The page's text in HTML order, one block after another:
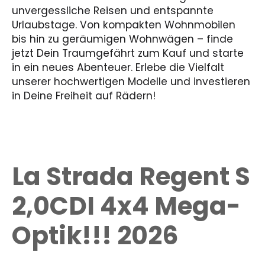
unvergessliche Reisen und entspannte
Urlaubstage. Von kompakten Wohnmobilen
bis hin zu geräumigen Wohnwägen – finde
jetzt Dein Traumgefährt zum Kauf und starte
in ein neues Abenteuer. Erlebe die Vielfalt
unserer hochwertigen Modelle und investieren
in Deine Freiheit auf Rädern!
La Strada Regent S
2,0CDI 4x4 Mega-
Optik!!! 2026